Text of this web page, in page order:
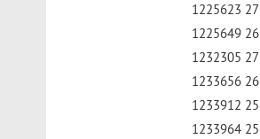
1225623 27
1225649 26
1232305 27
1233656 26
1233912 25
1233964 25